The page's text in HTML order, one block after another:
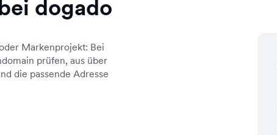
dogado
Markenprojekt: Bei
prüfen, aus über
die passende Adresse